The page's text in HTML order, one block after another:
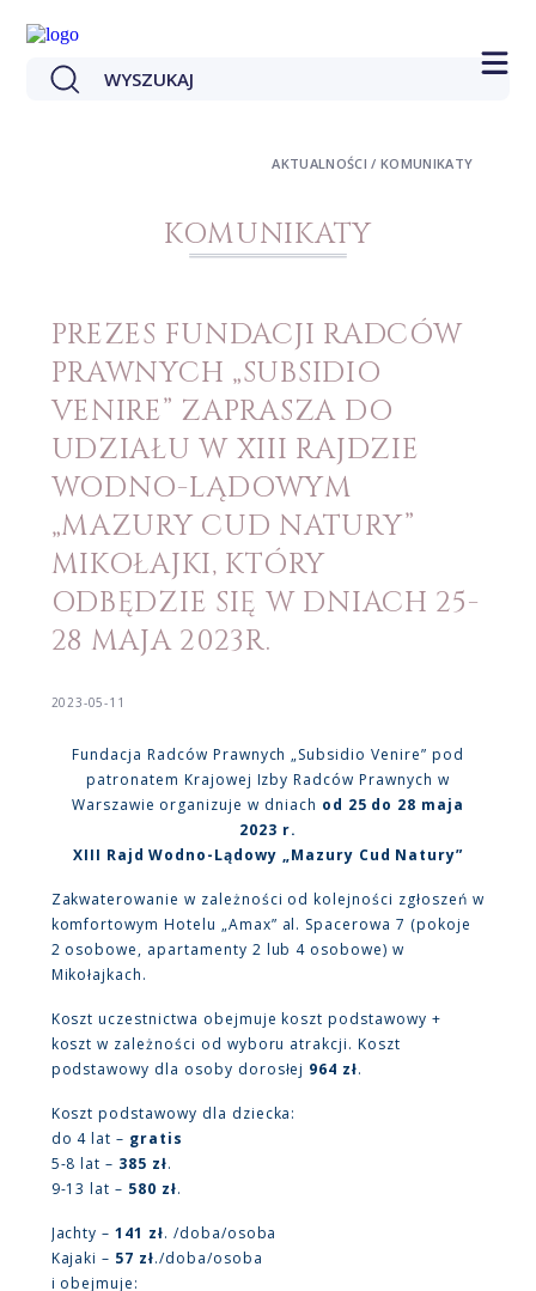
KOMUNIKATY
AKTUALNOŚCI / KOMUNIKATY
PREZES FUNDACJI RADCÓW
PRAWNYCH „SUBSIDIO
VENIRE” ZAPRASZA DO
UDZIAŁU W XIII RAJDZIE
WODNO-LĄDOWYM
„MAZURY CUD NATURY”
MIKOŁAJKI, KTÓRY
ODBĘDZIE SIĘ W DNIACH 25-
28 MAJA 2023R.
2023-05-11
Fundacja Radców Prawnych „Subsidio Venire” pod
patronatem Krajowej Izby Radców Prawnych w
Warszawie organizuje w dniach od 25 do 28 maja
2023 r.
XIII Rajd Wodno-Lądowy „Mazury Cud Natury”
Zakwaterowanie w zależności od kolejności zgłoszeń w
komfortowym Hotelu „Amax” al. Spacerowa 7 (pokoje
2 osobowe, apartamenty 2 lub 4 osobowe) w
Mikołajkach.
Koszt uczestnictwa obejmuje koszt podstawowy +
koszt w zależności od wyboru atrakcji. Koszt
podstawowy dla osoby dorosłej 964 zł.
Koszt podstawowy dla dziecka:
do 4 lat – gratis
5-8 lat – 385 zł.
9-13 lat – 580 zł.
Jachty –141 zł. /doba/osoba
Kajaki – 57 zł./doba/osoba
i obejmuje: